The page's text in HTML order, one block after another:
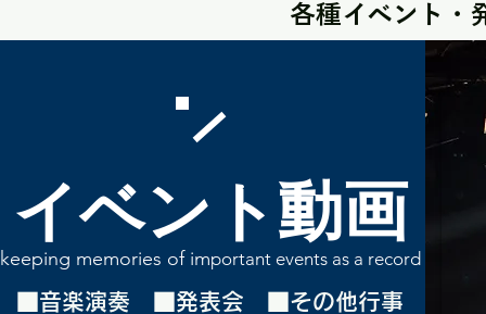
各種イベント・
イベント動画
keeping memories of important events as a record
■音楽演奏 ■発表会 ■その他行事